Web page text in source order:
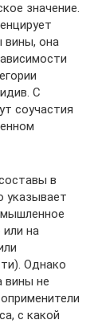
значение.
вины, она
С
соучастия
в
указывает
на
Однако
вины не
с какой